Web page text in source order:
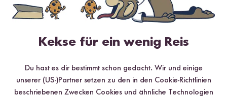
Hilfreichste Neueste Höchste Bewertung Niedrigste Bewertung
Nicole Rech-Rodriguez 07.09.2023 Verifizierter Kauf
Kekse für ein wenig Reis
Du hast es dir bestimmt schon gedacht. Wir und einige
unserer (US-)Partner setzen zu den in den Cookie-Richtlinien
beschriebenen Zwecken Cookies und ähnliche Technologien